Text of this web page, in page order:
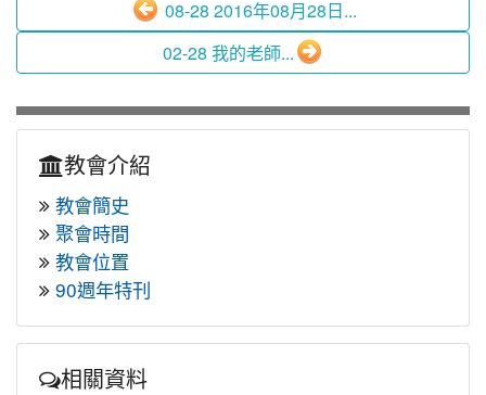
08-28 2016年08月28日...
02-28 我的老師...
教會介紹
教會簡史
聚會時間
教會位置
90週年特刊
相關資料